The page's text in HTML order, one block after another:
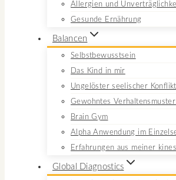
Allergien und
Gesunde Ernährung
Balancen
Selbstbewusstsein
Das Kind in mir
Ungelöster seelischer Konflikt
Gewohntes
Brain Gym
Alpha Anwendung im
Erfahrungen aus meiner
Global Diagnostics